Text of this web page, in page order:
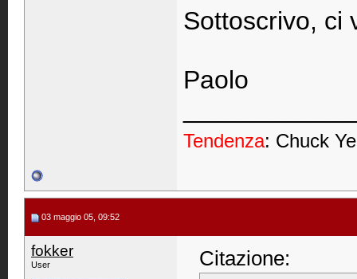
Sottoscrivo, ci
Paolo
Tendenza: Chuck
03 maggio 05, 09:52
fokker
User Citazione: